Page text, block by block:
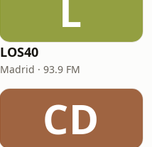
L
LOS40
Madrid · 93.9 FM
CD